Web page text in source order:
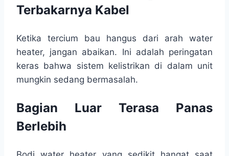
Terbakarnya Kabel
Ketika tercium bau hangus dari arah water
heater, jangan abaikan. Ini adalah peringatan
keras bahwa sistem kelistrikan di dalam unit
mungkin sedang bermasalah.
Bagian Luar Terasa Panas
Berlebih